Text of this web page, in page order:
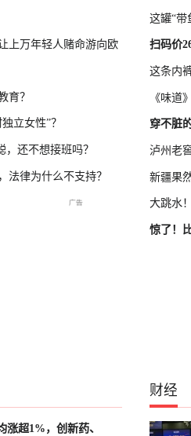
上万年轻人赌命游向欧
育？
立女性”？
还不想接班吗？
法律为什么不支持？
这罐“带
扫码价
这条内
《味道
穿不脏
泸州老
新疆果
大跳水
惊了！
播
经济运行
涨超1%，创新药、
财经